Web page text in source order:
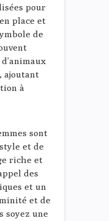
pour
place et
de
ajoutant
à
sont
et de
riche et
des
et un
et de
soyez une